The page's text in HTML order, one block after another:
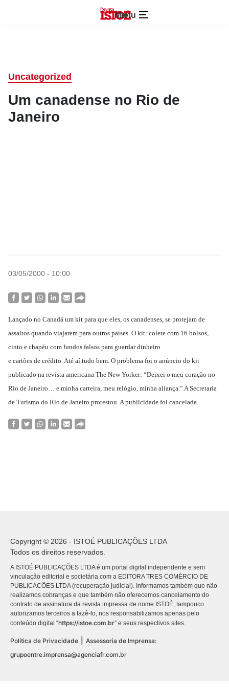
Menu
Uncategorized
Um canadense no Rio de
Janeiro
03/05/2000 - 10:00
Lançado no Canadá um kit para que eles, os canadenses, se protejam de
assaltos quando viajarem para outros países. O kit: colete com 16 bolsos,
cinto e chapéu com fundos falsos para guardar dinheiro
e cartões de crédito. Até aí tudo bem. O problema foi o anúncio do kit
publicado na revista americana The New Yorker: “Deixei o meu coração no
Rio de Janeiro… e minha carteira, meu relógio, minha aliança.” A Secretaria
de Turismo do Rio de Janeiro protestou. A publicidade foi cancelada.
Copyright © 2026 - ISTOÉ PUBLICAÇÕES LTDA
Todos os direitos reservados.
A ISTOÉ PUBLICAÇÕES LTDA é um portal digital independente e sem
vinculação editorial e societária com a EDITORA TRES COMÉRCIO DE
PUBLICACÕES LTDA (recuperação judicial). Informamos também que não
realizamos cobranças e que também não oferecemos cancelamento do
contrato de assinatura da revista impressa de nome ISTOÉ, tampouco
autorizamos terceiros a fazê-lo, nos responsabilizamos apenas pelo
conteúdo digital “https://istoe.com.br” e seus respectivos sites.
Política de Privacidade
Assessoria de Imprensa:
grupoentre.imprensa@agenciafr.com.br